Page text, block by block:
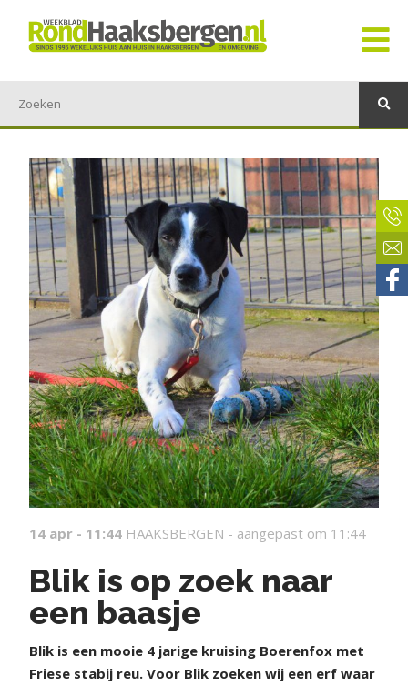
14 apr - 11:44 HAAKSBERGEN - aangepast om 11:44
Blik is op zoek naar
een baasje
Blik is een mooie 4 jarige kruising Boerenfox met
Friese stabij reu. Voor Blik zoeken wij een erf waar